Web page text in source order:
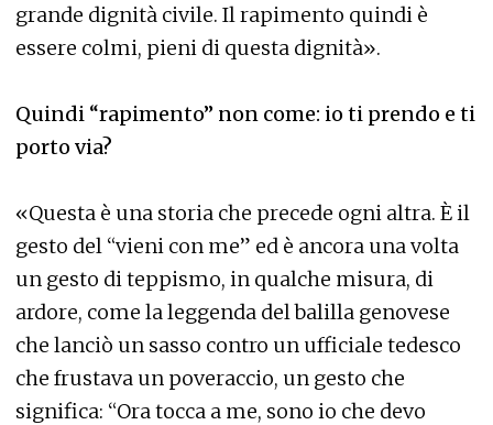
grande dignità civile. Il rapimento quindi è
essere colmi, pieni di questa dignità».
Quindi “rapimento” non come: io ti prendo e ti
porto via?
«Questa è una storia che precede ogni altra. È il
gesto del “vieni con me” ed è ancora una volta
un gesto di teppismo, in qualche misura, di
ardore, come la leggenda del balilla genovese
che lanciò un sasso contro un ufficiale tedesco
che frustava un poveraccio, un gesto che
significa: “Ora tocca a me, sono io che devo